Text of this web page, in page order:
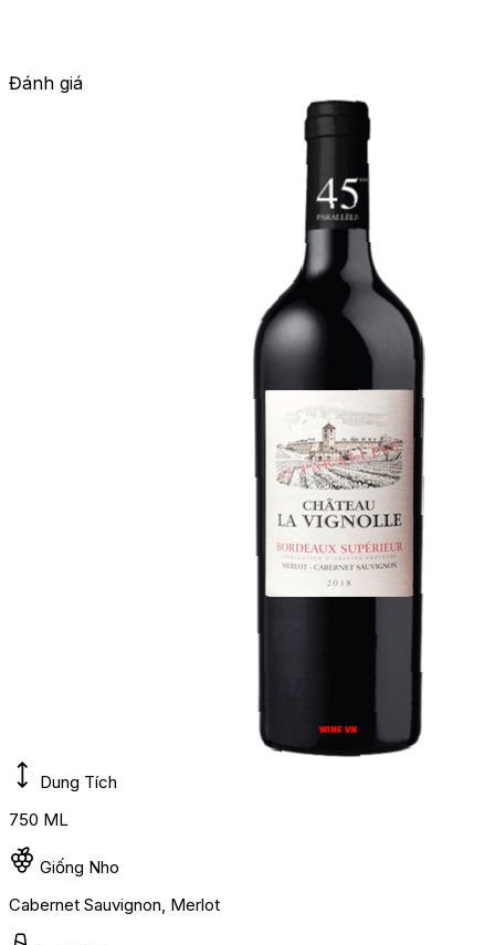
Đánh giá
Dung Tích
750 ML
Giống Nho
Cabernet Sauvignon, Merlot